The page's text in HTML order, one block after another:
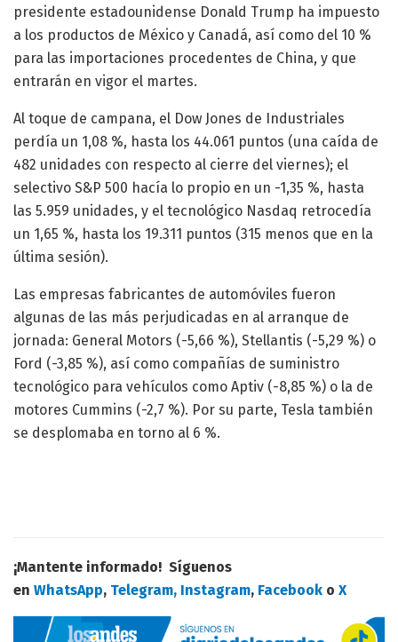
presidente estadounidense Donald Trump ha impuesto
a los productos de México y Canadá, así como del 10 %
para las importaciones procedentes de China, y que
entrarán en vigor el martes.
Al toque de campana, el Dow Jones de Industriales
perdía un 1,08 %, hasta los 44.061 puntos (una caída de
482 unidades con respecto al cierre del viernes); el
selectivo S&P 500 hacía lo propio en un -1,35 %, hasta
las 5.959 unidades, y el tecnológico Nasdaq retrocedía
un 1,65 %, hasta los 19.311 puntos (315 menos que en la
última sesión).
Las empresas fabricantes de automóviles fueron
algunas de las más perjudicadas en al arranque de
jornada: General Motors (-5,66 %), Stellantis (-5,29 %) o
Ford (-3,85 %), así como compañías de suministro
tecnológico para vehículos como Aptiv (-8,85 %) o la de
motores Cummins (-2,7 %). Por su parte, Tesla también
se desplomaba en torno al 6 %.
¡Mantente informado! Síguenos
en WhatsApp, Telegram, Instagram, Facebook o X